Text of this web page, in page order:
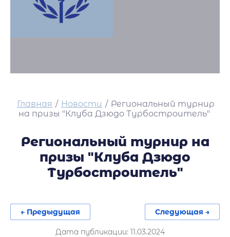
Главная / Новости / Региональный турнир
на призы "Клуба Дзюдо Турбостроитель"
Региональный турнир на
призы "Клуба Дзюдо
Турбостроитель"
← Предыдущая Следующая →
Дата публикации: 11.03.2024